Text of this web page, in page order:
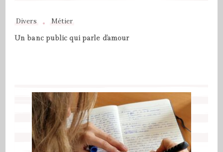
Divers Métier
Un banc public qui parle d’amour